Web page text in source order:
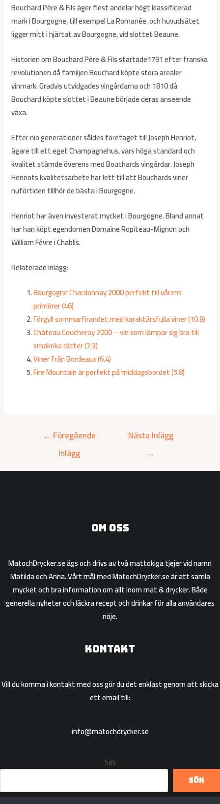
Bouchard Père & Fils äger flest andelar högt klassificerad
mark i Bourgogne, till exempel La Romanée, och huvudsätet
ligger mitt i hjärtat av Bourgogne, vid slottet Beaune.
Historien om Bouchard Père & Fils startade1791 efter franska
revolutionen då familjen Bouchard köpte stora arealer
vinmark. Gradvis utvidgades vingårdarna och 1810 då
Bouchard köpte slottet i Beaune började deras anseende
växa.
Efter nio generationer såldes företaget till Joseph Henriot,
ägare till ett eget Champagnehus, vars höga standard och
kvalitet stämde överens med Bouchards vingårdar. Joseph
Henriots kvalitetsarbete har lett till att Bouchards viner
nuförtiden tillhör de bästa i Bourgogne.
Henriot har även investerat mycket i Bourgogne. Bland annat
har han köpt egendomen Domaine Ropiteau-Mignon och
William Févre i Chablis.
Relaterade inlägg:
Bourgogne Chardonnay 2000 perfekt till vårens
primörer (46)
Förgyll sommarfirandet med karaktärsfulla viner (10.8)
Château Coucheroy 2000 – vin som lämpar sig bra till
smakrika rätter (7.3)
Viner från Bordeaux (6.4)
Fire Mountain är perfekt på middagsbordet (5.8)
← Föregående
Inlägg
Nästa Inlägg
→
Om oss
MatochDrycker.se ägs och drivs av två mattokiga tjejer vid namn
Matilda och Anna. Vårt mål med MatochDrycker.se är att samla
mycket och bra information om allt inom mat & drycker. Både
generella nyheter och läckra recept och drinkar för alla användares
nöje.
Kontakt
Vill du komma i kontakt med oss gör du det enklast genom att skicka
ett email till:
info@matochdrycker.se
Sök
Sök